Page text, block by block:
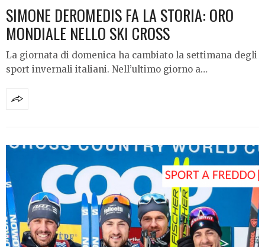
SIMONE DEROMEDIS FA LA STORIA: ORO
MONDIALE NELLO SKI CROSS
La giornata di domenica ha cambiato la settimana degli
sport invernali italiani. Nell’ultimo giorno a…